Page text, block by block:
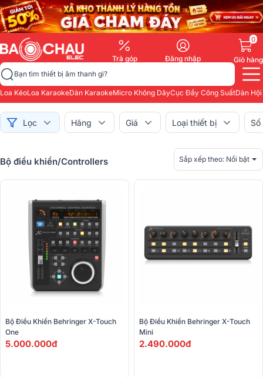
Trả góp Đăng nhập
0
Giỏ hàng
Bạn tìm thiết bị âm thanh gì?
Loa KéoLoa KaraokeDàn KaraokeMicro Không DâyCục Đẩy Công SuấtDàn
Lọc Hãng Giá Loại thiết bị
Bộ điều khiển/Controllers Sắp xếp theo: Nổi bật
Bộ Điều Khiển Behringer X-Touch
One
5.000.000đ
Bộ Điều Khiển Behringer X-Touch
Mini
2.490.000đ